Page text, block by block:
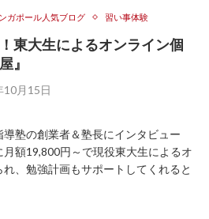
ガポール人気ブログ 習い事体験
東大生によるオンライン個
』
10月15日
塾の創業者＆塾長にインタビュー
額19,800円～で現役東大生によるオ
、勉強計画もサポートしてくれると